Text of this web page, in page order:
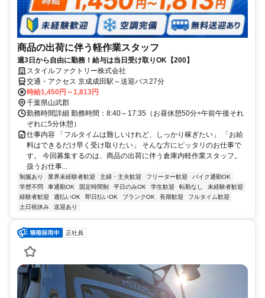
商品の出荷に伴う軽作業スタッフ
週3日から自由に勤務！給与は当日受け取りOK【200】
スタイルファクトリー株式会社
交通・アクセス 京成成田駅～送迎バス27分
時給1,450円～1,813円
千葉県山武郡
勤務時間詳細 勤務時間：8:40～17:35（お昼休憩50分+午前午後それ
ぞれに5分休憩）
仕事内容 「フルタイムは難しいけれど、しっかり稼ぎたい」 「お給
料はできるだけ早く受け取りたい」 そんな方にピッタリのお仕事で
す。 今回募集するのは、商品の出荷に伴う倉庫内軽作業スタッフ。
扱うお仕事...
制服あり 業界未経験者歓迎 主婦・主夫歓迎 フリーター歓迎
バイク通勤OK
学歴不問
車通勤OK 固定時間制 平日のみOK 学生歓迎 転勤なし
未経験者歓迎
経験者歓迎
週払いOK 即日払いOK ブランクOK 長期歓迎
フルタイム歓迎
土日祝休み
送迎あり
正社員